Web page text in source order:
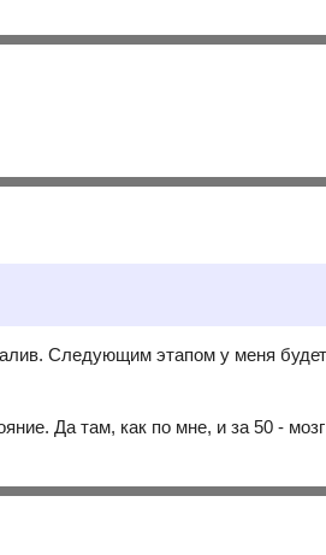
Следующим этапом у меня
Да там, как по мне, и за 50 - мозг